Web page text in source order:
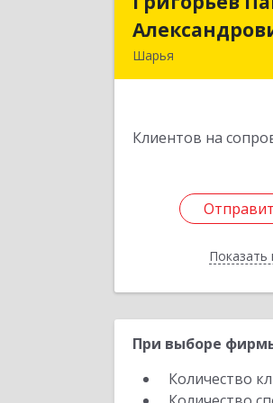
Шарья
Клиентов на
Показать
При выборе
Количество